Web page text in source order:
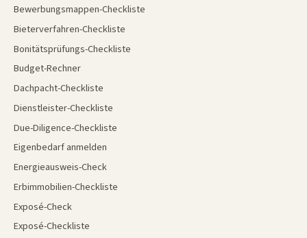
Bewerbungsmappen-Checkliste
Bieterverfahren-Checkliste
Bonitätsprüfungs-Checkliste
Budget-Rechner
Dachpacht-Checkliste
Dienstleister-Checkliste
Due-Diligence-Checkliste
Eigenbedarf anmelden
Energieausweis-Check
Erbimmobilien-Checkliste
Exposé-Check
Exposé-Checkliste